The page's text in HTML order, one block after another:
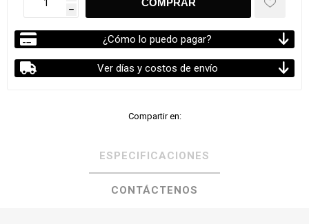
h
¿Cómo lo puedo pagar?
Ver días y costos de envío
Compartir en:
ESPECIFICACIONES
CONTÁCTENOS